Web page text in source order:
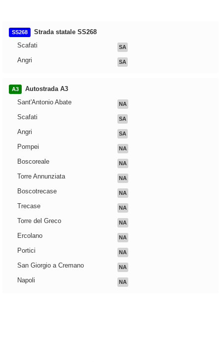
SS268
Strada statale SS268
Scafati
SA
Angri SA
A3
Autostrada A3
Sant'Antonio Abate
NA
Scafati SA
Angri SA
Pompei NA
Boscoreale NA
Torre Annunziata NA
Boscotrecase NA
Trecase NA
Torre del Greco NA
Ercolano NA
Portici NA
San Giorgio a Cremano NA
Napoli NA